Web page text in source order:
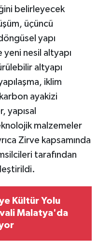
belirleyecek
üçüncü
yapı
nesil altyapı
altyapı
iklim
ayakizi
yapısal
malzemeler
Zirve kapsamında
tarafından
Kültür Yolu
Malatya'da